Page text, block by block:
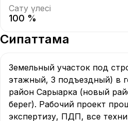
Сату үлесі
100 %
Сипаттама
Земельный участок под
этажный, 3 подъездный) в
район Сарыарка (новый
берег). Рабочий проект
экспертизу, ПДП, все